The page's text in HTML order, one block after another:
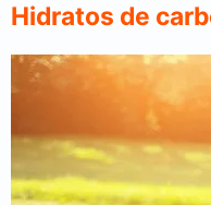
Hidratos de